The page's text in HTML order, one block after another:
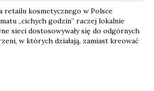
retailu kosmetycznego w Polsce
„cichych godzin” raczej lokalnie
sieci dostosowywały się do odgórnych
w których działają, zamiast kreować